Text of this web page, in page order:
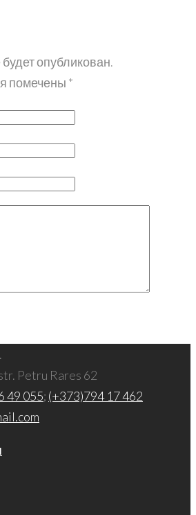
опубликован.
помечены *
Petru Rares 62
49 055; (+373)794 17 462